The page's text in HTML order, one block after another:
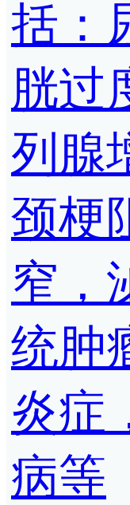
括：
胱过
列腺
颈梗
窄，
统肿
炎症
病等